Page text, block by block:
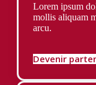
Lorem ipsum
mollis aliquam
arcu.
Devenir